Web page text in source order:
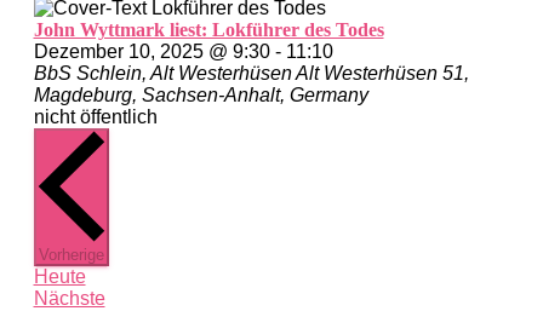
John Wyttmark liest: Lokführer des Todes
Dezember 10, 2025 @ 9:30- 11:10
BbS Schlein, Alt WesterhüsenAlt Westerhüsen 51,
Magdeburg, Sachsen-Anhalt, Germany
nicht öffentlich
VorherigeVeranstaltungen
Heute
NächsteVeranstaltungen